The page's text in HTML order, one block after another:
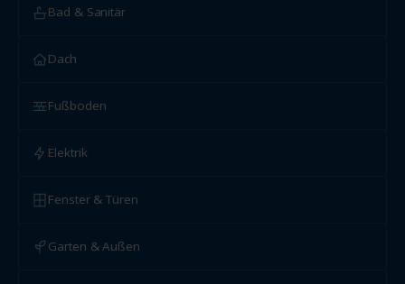
Bad & Sanitär
Dach
Fußboden
Elektrik
Fenster & Türen
Garten & Außen